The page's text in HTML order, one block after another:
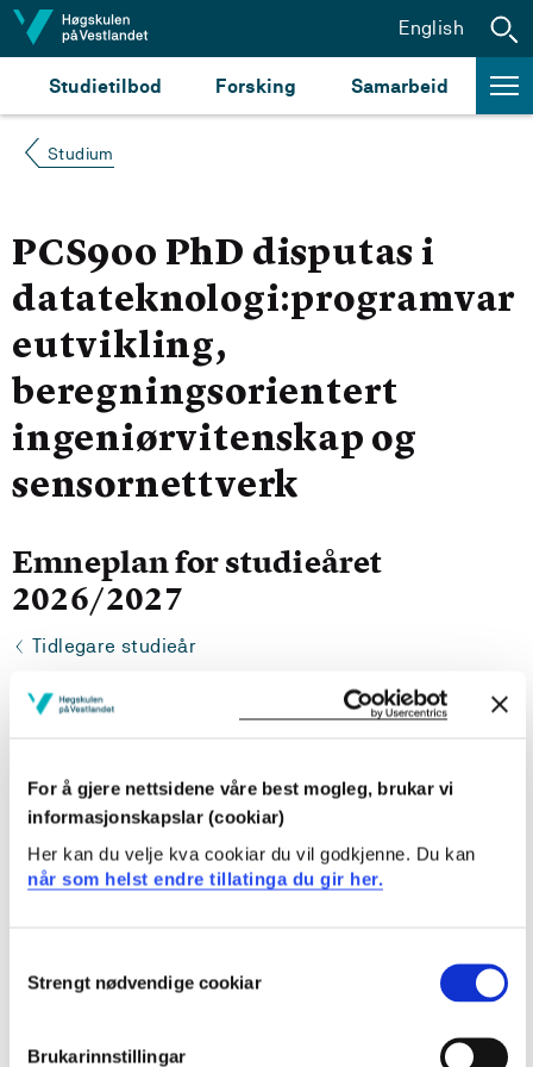
For å gjere nettsidene våre best mogleg, brukar vi
informasjonskapslar (cookiar)
Her kan du velje kva cookiar du vil godkjenne. Du kan
når som helst endre tillatinga du gir her.
Selection
Strengt nødvendige cookiar
Brukarinnstillingar
Hopp til innhald
Studietilbod Forsking Samarbeid
English
Studium
PCS900 PhD disputas i
datateknologi:programvar
eutvikling,
beregningsorientert
ingeniørvitenskap og
sensornettverk
Emneplan for studieåret
2026/2027
Tidlegare studieår
Pensum-/litteraturliste
Inngår i: